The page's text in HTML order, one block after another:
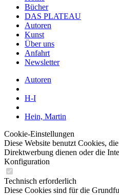
Bücher
DAS PLATEAU
Autoren
Kunst
Über uns
Anfahrt
Newsletter
Autoren
H-I
Hein, Martin
Cookie-Einstellungen
Diese Website benutzt Cookies,
Direktwerbung dienen oder die
Konfiguration
Technisch erforderlich
Diese Cookies sind für die